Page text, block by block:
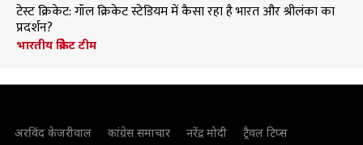
टेस्ट क्रिकेट: गॉल क्रिकेट स्टेडियम में कैसा रहा है भारत और श्रीलंका का
प्रदर्शन?
भारतीय क्रिकेट टीम
अरविंद केजरीवाल कांग्रेस समाचार नरेंद्र मोदी
ट्रैवल टिप्स